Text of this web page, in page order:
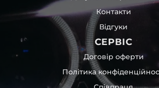
Контакти
Відгуки
СЕРВІС
Договір оферти
Політика